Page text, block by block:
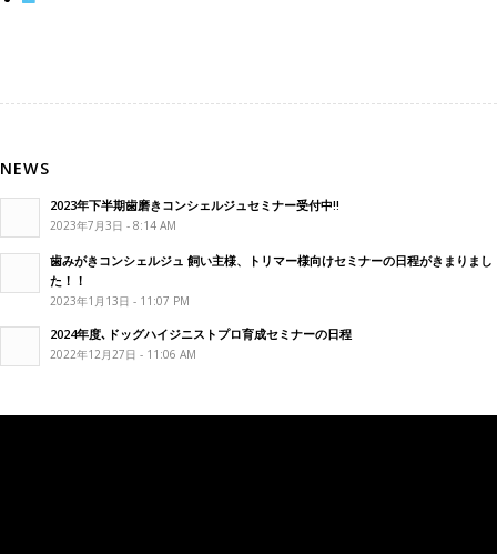
NEWS
2023年下半期歯磨きコンシェルジュセミナー受付中!!
2023年7月3日 - 8:14 AM
歯みがきコンシェルジュ 飼い主様、トリマー様向けセミナーの日程がきまりまし
た！！
2023年1月13日 - 11:07 PM
2024年度､ドッグハイジニストプロ育成セミナーの日程
2022年12月27日 - 11:06 AM